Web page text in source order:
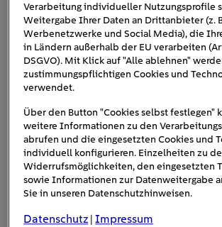
Bei der Fensterlaibung handelt es sich um die
Schnittfläche im Mauerwerk, in die die
Darum sollten Sie eine
Fensterlaibung dämmen
Wenn die Fensterlaibungen in Ihrer
gedämmt sind oder wenn aus anderen
der Gebäudehülle bestehen, kommt es
sogenannten Wärmebrücke,
Verarbeitung individueller Nutzungsprofile
Weitergabe Ihrer Daten an Drittanbieter (z.
Werbenetzwerke und Social Media), die
in Ländern außerhalb der EU verarbeiten
DSGVO). Mit Klick auf "Alle ablehnen"
zustimmungspflichtigen Cookies und
verwendet.
Über den Button "Cookies selbst festlegen"
weitere Informationen zu den
abrufen und die eingesetzten Cookies und
individuell konfigurieren. Einzelheiten zu
Widerrufsmöglichkeiten, den eingesetzten
sowie Informationen zur Datenweitergabe
Sie in unseren Datenschutzhinweisen.
Datenschutz |Impressum